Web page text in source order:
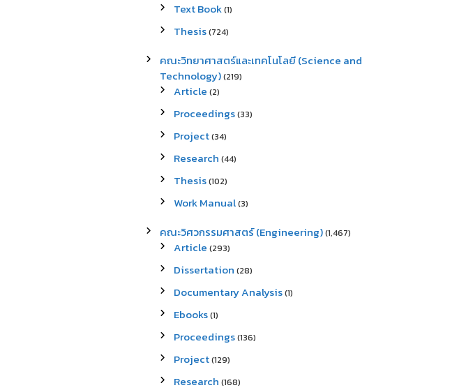
Text Book(1)
Thesis(724)
คณะวิทยาศาสตร์และเทคโนโลยี (Science and
Technology)(219)
Article (2)
Proceedings(33)
Project(34)
Research (44)
Thesis(102)
Work Manual(3)
คณะวิศวกรรมศาสตร์ (Engineering)(1,467)
Article (293)
Dissertation (28)
Documentary Analysis(1)
Ebooks(1)
Proceedings(136)
Project(129)
Research (168)